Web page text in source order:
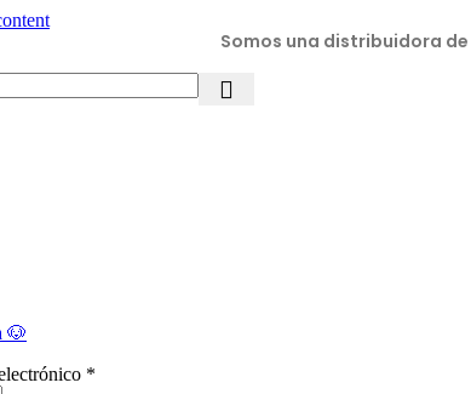
Somos una distribuidora de
🐶
*